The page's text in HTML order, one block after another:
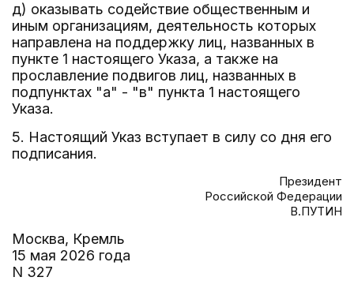
д) оказывать содействие общественным и
иным организациям, деятельность которых
направлена на поддержку лиц, названных в
пункте 1 настоящего Указа, а также на
прославление подвигов лиц, названных в
подпунктах "а" - "в" пункта 1 настоящего
Указа.
5. Настоящий Указ вступает в силу со дня его
подписания.
Президент
Российской Федерации
В.ПУТИН
Москва, Кремль
15 мая 2026 года
N 327